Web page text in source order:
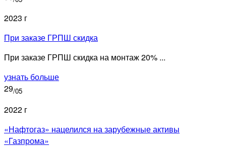
2023 г
При заказе ГРПШ скидка
При заказе ГРПШ скидка на монтаж 20% ...
узнать больше
29/05
2022 г
«Нафтогаз» нацелился на зарубежные активы
«Газпрома»